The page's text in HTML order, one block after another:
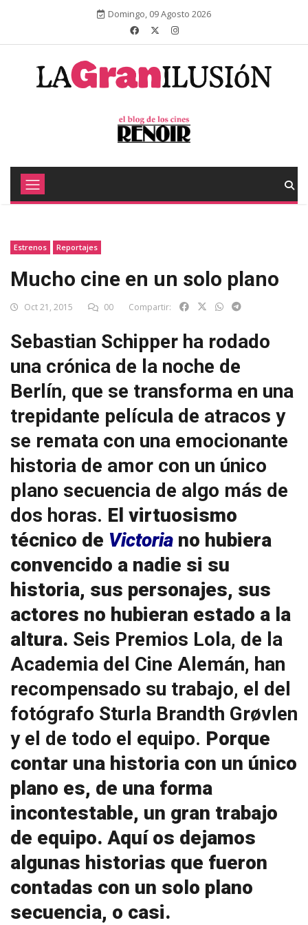
Domingo, 09 Agosto 2026
Estrenos Reportajes
Mucho cine en un solo plano
Oct 21, 2015 00 Compartir:
Sebastian Schipper ha rodado
una crónica de la noche de
Berlín, que se transforma en una
trepidante película de atracos y
se remata con una emocionante
historia de amor con un único
plano secuencia de algo más de
dos horas. El virtuosismo
técnico de Victoria no hubiera
convencido a nadie si su
historia, sus personajes, sus
actores no hubieran estado a la
altura. Seis Premios Lola, de la
Academia del Cine Alemán, han
recompensado su trabajo, el del
fotógrafo Sturla Brandth Grøvlen
y el de todo el equipo. Porque
contar una historia con un único
plano es, de una forma
incontestable, un gran trabajo
de equipo. Aquí os dejamos
algunas historias que fueron
contadas con un solo plano
secuencia, o casi.